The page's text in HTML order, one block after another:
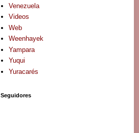
Venezuela
Videos
Web
Weenhayek
Yampara
Yuqui
Yuracarés
Seguidores